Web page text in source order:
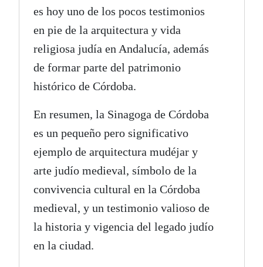
es hoy uno de los pocos testimonios
en pie de la arquitectura y vida
religiosa judía en Andalucía, además
de formar parte del patrimonio
histórico de Córdoba.
En resumen, la Sinagoga de Córdoba
es un pequeño pero significativo
ejemplo de arquitectura mudéjar y
arte judío medieval, símbolo de la
convivencia cultural en la Córdoba
medieval, y un testimonio valioso de
la historia y vigencia del legado judío
en la ciudad.